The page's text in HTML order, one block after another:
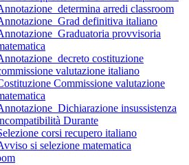
arredi classroom
definitiva italiano
provvisoria
costituzione
valutazione italiano
Commissione valutazione
insussistenza
Durante
corsi recupero italiano
si selezione matematica